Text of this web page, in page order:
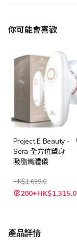
你可能會喜歡
Project E Beauty -
Sera 全方位塑身
吸脂纖體儀
HK$1,639.0
特 200+HK$1,315.0
產品詳情